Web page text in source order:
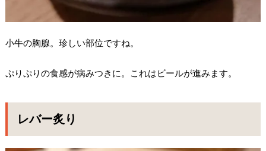
小牛の胸腺。珍しい部位ですね。
ぷりぷりの食感が病みつきに。これはビールが進みます。
レバー炙り